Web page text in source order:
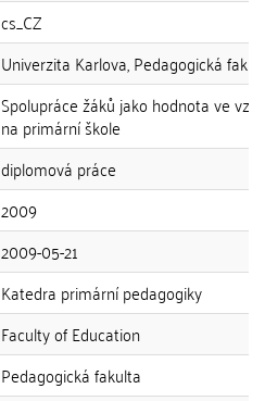
cs_CZ
Univerzita Karlova, Pedagogická
Spolupráce žáků jako hodnota ve
na primární škole
diplomová práce
2009
2009-05-21
Katedra primární pedagogiky
Faculty of Education
Pedagogická fakulta